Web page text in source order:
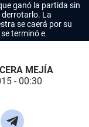
ganó la partida sin
derrotarlo. La
se caerá por su
terminó e
MEJÍA
- 00:30